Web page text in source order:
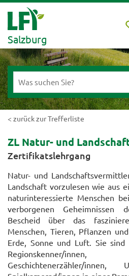
Salzburg
< zurück zur Trefferliste
ZL Natur- und
Zertifikatslehrgang
Natur- und
Landschaft vorzulesen wie aus
naturinteressierte Menschen
verborgenen
Bescheid über das
Menschen, Tieren, Pflanzen
Erde, Sonne und Luft. Sie sind
Regionskenner/innen,
Geschichtenerzähler/innen,